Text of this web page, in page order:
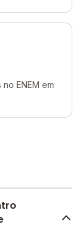
ENEM em